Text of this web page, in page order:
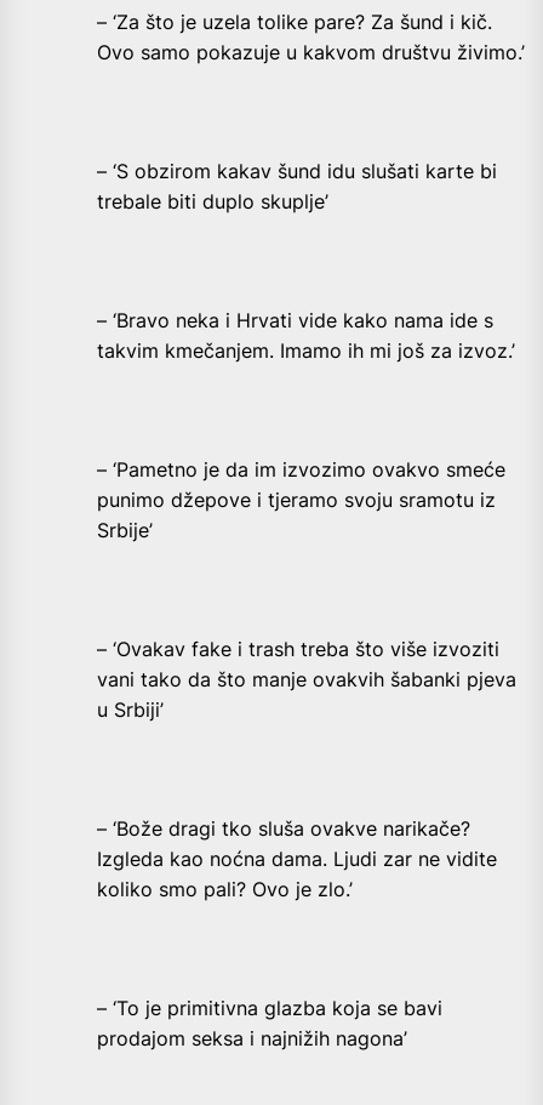
– ‘Za što je uzela tolike pare? Za šund i kič.
Ovo samo pokazuje u kakvom društvu živimo.’
– ‘S obzirom kakav šund idu slušati karte bi
trebale biti duplo skuplje’
– ‘Bravo neka i Hrvati vide kako nama ide s
takvim kmečanjem. Imamo ih mi još za izvoz.’
– ‘Pametno je da im izvozimo ovakvo smeće
punimo džepove i tjeramo svoju sramotu iz
Srbije’
– ‘Ovakav fake i trash treba što više izvoziti
vani tako da što manje ovakvih šabanki pjeva
u Srbiji’
– ‘Bože dragi tko sluša ovakve narikače?
Izgleda kao noćna dama. Ljudi zar ne vidite
koliko smo pali? Ovo je zlo.’
– ‘To je primitivna glazba koja se bavi
prodajom seksa i najnižih nagona’